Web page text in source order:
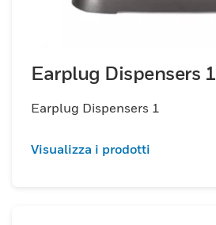
Earplug Dispensers 1
Earplug Dispensers 1
Visualizza i prodotti